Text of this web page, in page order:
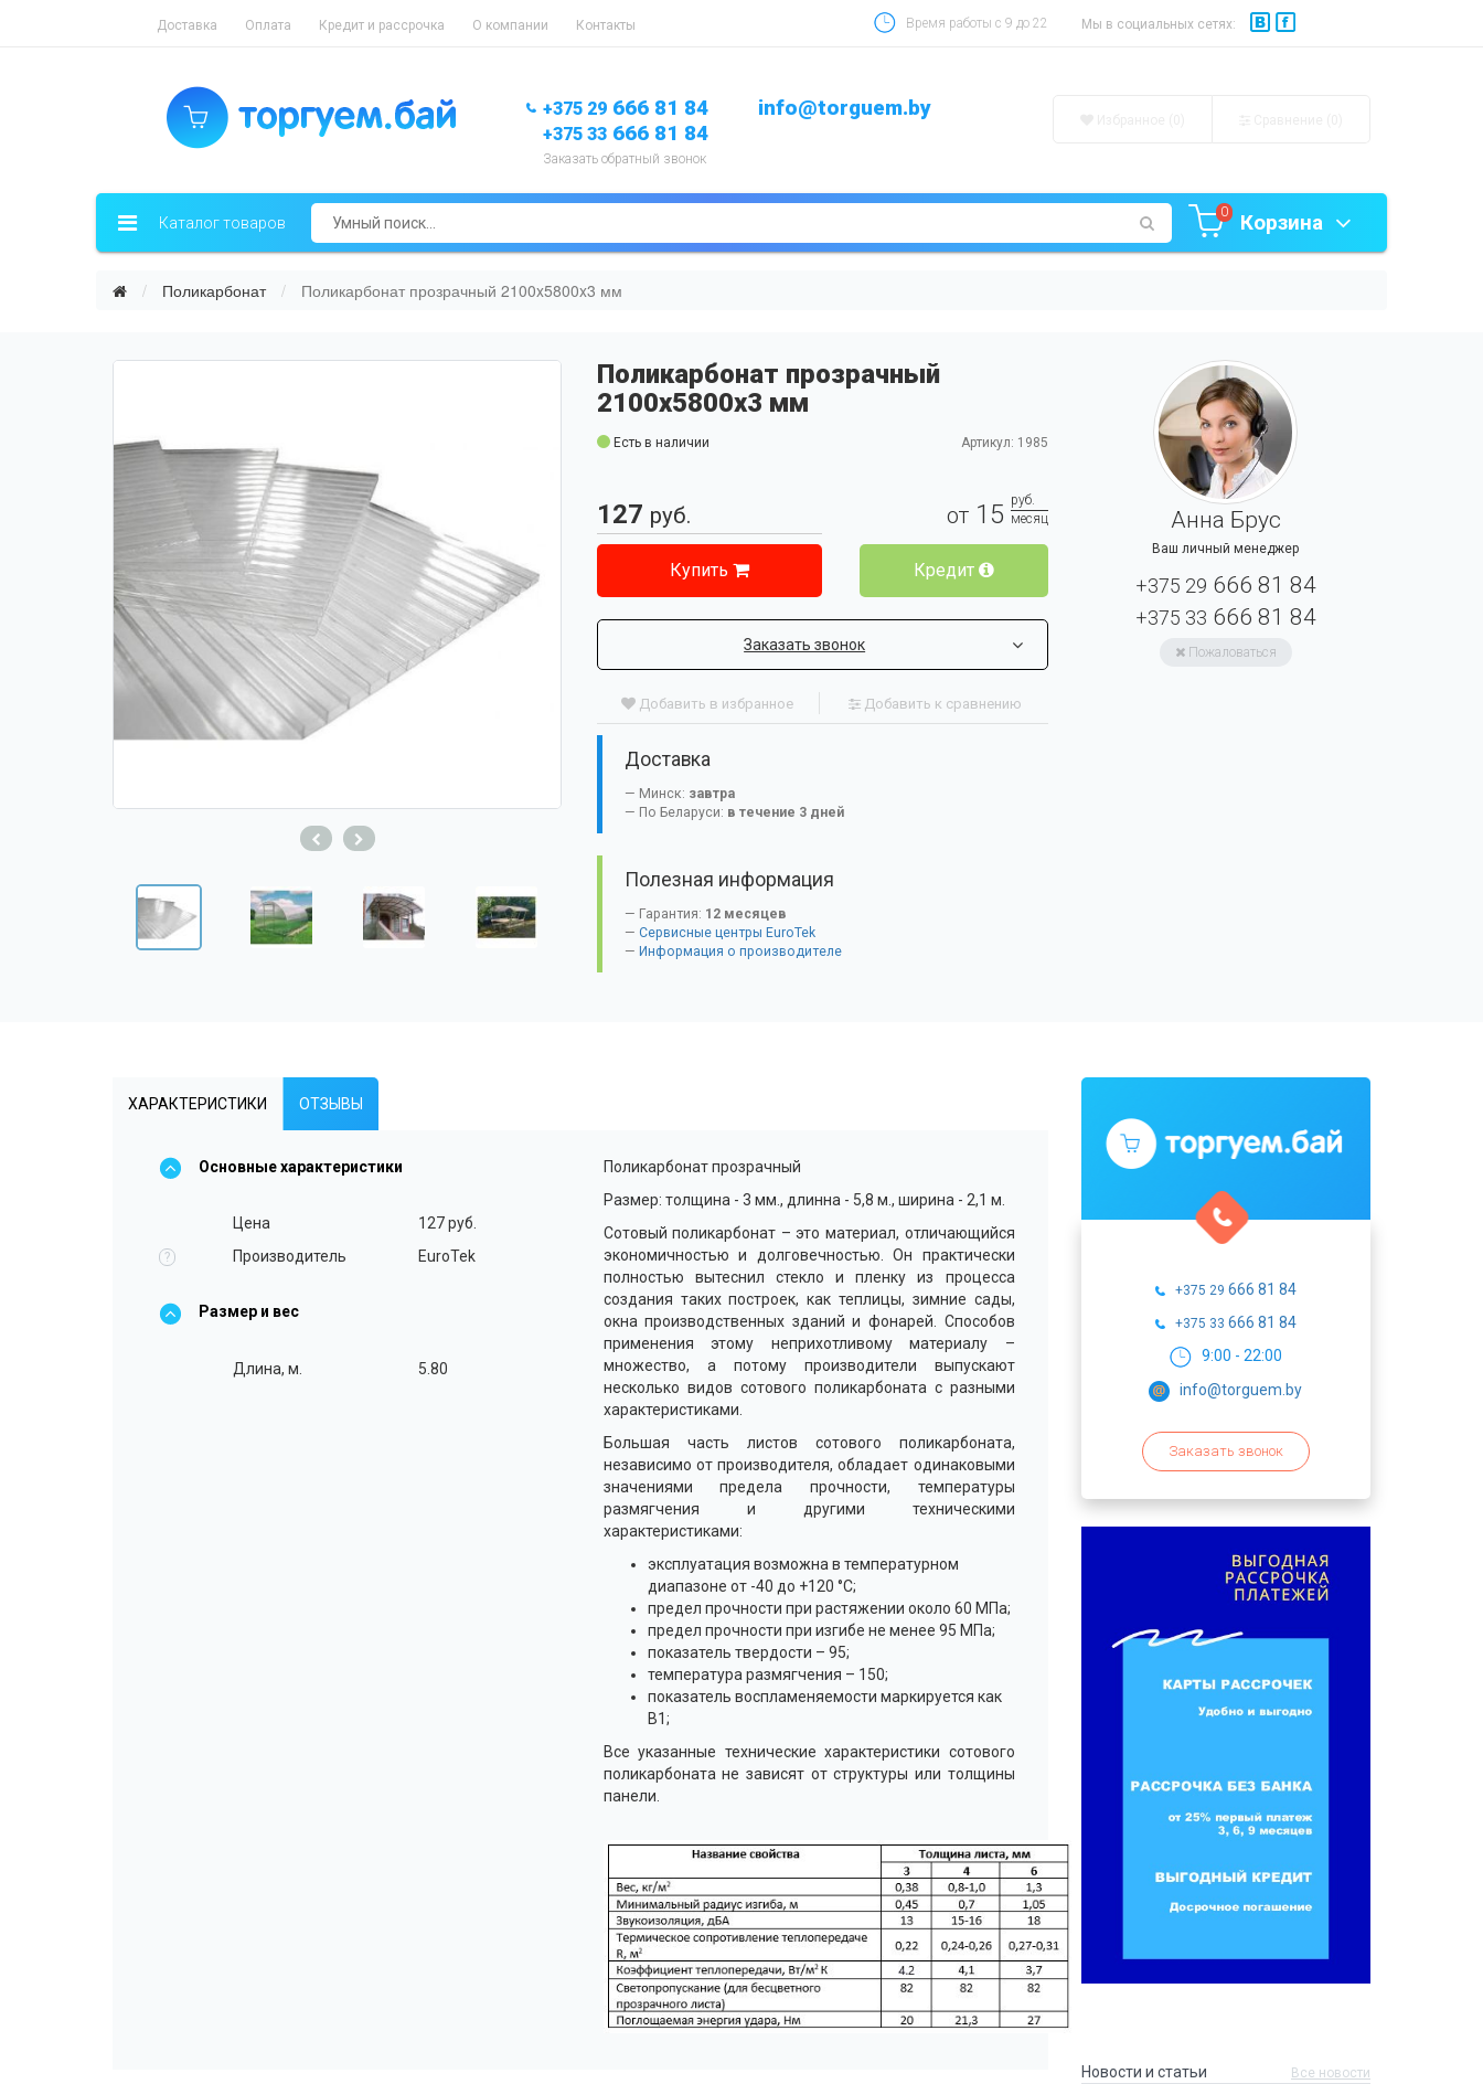
Доставка Оплата Кредит и рассрочка О компании Контакты Время работы с 9 до 22 Мы в социальных сетях:
+375 29 666 81 84
+375 33 666 81 84
Заказать обратный звонок
info@torguem.by
Каталог товаров
0 Корзина
Поликарбонат Поликарбонат прозрачный 2100x5800x3 мм
Поликарбонат прозрачный
2100x5800x3 мм
Есть в наличии Артикул: 1985
127 руб. от 15 руб.
месяц
Купить Кредит
Заказать звонок
Добавить в избранное Добавить к сравнению
Доставка
Минск: завтра
По Беларуси: в течение 3 дней
Полезная информация
Гарантия: 12 месяцев
Сервисные центры EuroTek
Информация о производителе
Анна Брус
Ваш личный менеджер
+375 29 666 81 84
+375 33 666 81 84
Пожаловаться
ХАРАКТЕРИСТИКИ ОТЗЫВЫ
Основные характеристики
Цена 127 руб.
? Производитель EuroTek
Размер и вес
Длина, м. 5.80
Поликарбонат прозрачный
Размер: толщина - 3 мм., длинна - 5,8 м., ширина - 2,1 м.
Сотовый поликарбонат – это материал, отличающийся
экономичностью и долговечностью. Он практически
полностью вытеснил стекло и пленку из процесса
создания таких построек, как теплицы, зимние сады,
окна производственных зданий и фонарей. Способов
применения этому неприхотливому материалу –
множество, а потому производители выпускают
несколько видов сотового поликарбоната с разными
характеристиками.
Большая часть листов сотового поликарбоната,
независимо от производителя, обладает одинаковыми
значениями предела прочности, температуры
размягчения и другими техническими
характеристиками:
эксплуатация возможна в температурном
диапазоне от -40 до +120 °С;
предел прочности при растяжении около 60 МПа;
предел прочности при изгибе не менее 95 МПа;
показатель твердости – 95;
температура размягчения – 150;
показатель воспламеняемости маркируется как
B1;
Все указанные технические характеристики сотового
поликарбоната не зависят от структуры или толщины
панели.
+375 29 666 81 84
+375 33 666 81 84
9:00 - 22:00
info@torguem.by
Заказать звонок
Новости и статьи Все новости